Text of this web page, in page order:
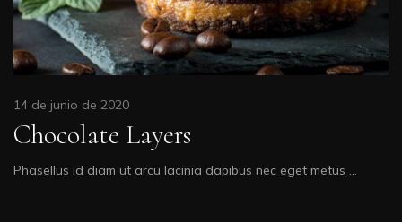
14 de junio de 2020
Chocolate Layers
Phasellus id diam ut arcu lacinia dapibus nec eget metus …